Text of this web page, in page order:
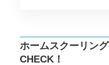
ホームスクーリン
CHECK！